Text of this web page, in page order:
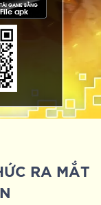
TẢI GAME BẰNG
File apk
RA MẮT